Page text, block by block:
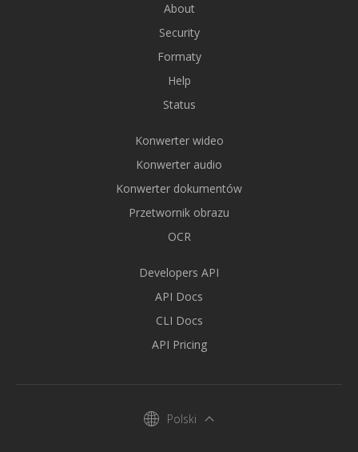
About
Security
Formaty
Help
Status
Konwerter wideo
Konwerter audio
Konwerter dokumentów
Przetwornik obrazu
OCR
Developers API
API Docs
CLI Docs
API Pricing
Polski